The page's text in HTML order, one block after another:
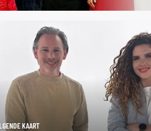
KAART